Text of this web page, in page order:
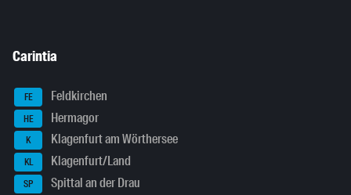
Carintia
FE Feldkirchen
HE Hermagor
K Klagenfurt am Wörthersee
KL Klagenfurt/Land
SP Spittal an der Drau